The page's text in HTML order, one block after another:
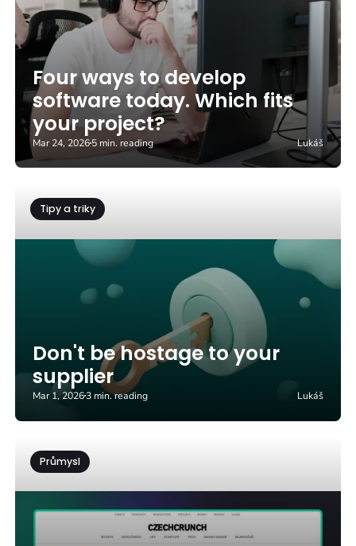
Four ways to develop
software today. Which fits
your project?
Mar 24, 20265 min. reading Lukáš
Tipy a triky
Don't be hostage to your
supplier
Mar 1, 20263 min. reading Lukáš
Průmysl